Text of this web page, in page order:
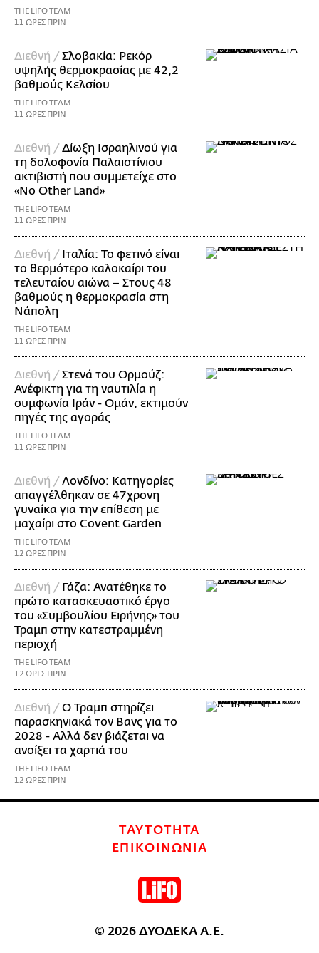
THE LIFO TEAM
11 ΩΡΕΣ ΠΡΙΝ
Διεθνή /Σλοβακία: Ρεκόρ
υψηλής θερμοκρασίας με 42,2
βαθμούς Κελσίου
THE LIFO TEAM
11 ΩΡΕΣ ΠΡΙΝ
Διεθνή /Δίωξη Ισραηλινού για
τη δολοφονία Παλαιστίνιου
ακτιβιστή που συμμετείχε στο
«No Other Land»
THE LIFO TEAM
11 ΩΡΕΣ ΠΡΙΝ
Διεθνή / Ιταλία: Το φετινό είναι
το θερμότερο καλοκαίρι του
τελευταίου αιώνα – Στους 48
βαθμούς η θερμοκρασία στη
Νάπολη
THE LIFO TEAM
11 ΩΡΕΣ ΠΡΙΝ
Διεθνή /Στενά του Ορμούζ:
Ανέφικτη για τη ναυτιλία η
συμφωνία Ιράν - Ομάν, εκτιμούν
πηγές της αγοράς
THE LIFO TEAM
11 ΩΡΕΣ ΠΡΙΝ
Διεθνή /Λονδίνο: Κατηγορίες
απαγγέλθηκαν σε 47χρονη
γυναίκα για την επίθεση με
μαχαίρι στο Covent Garden
THE LIFO TEAM
12 ΩΡΕΣ ΠΡΙΝ
Διεθνή / Γάζα: Ανατέθηκε το
πρώτο κατασκευαστικό έργο
του «Συμβουλίου Ειρήνης» του
Τραμπ στην κατεστραμμένη
περιοχή
THE LIFO TEAM
12 ΩΡΕΣ ΠΡΙΝ
Διεθνή /Ο Τραμπ στηρίζει
παρασκηνιακά τον Βανς για το
2028 - Αλλά δεν βιάζεται να
ανοίξει τα χαρτιά του
THE LIFO TEAM
12 ΩΡΕΣ ΠΡΙΝ
ΤΑΥΤΟΤΗΤΑ
ΕΠΙΚΟΙΝΩΝΙΑ
© 2026 ΔΥΟΔΕΚΑ Α.Ε.